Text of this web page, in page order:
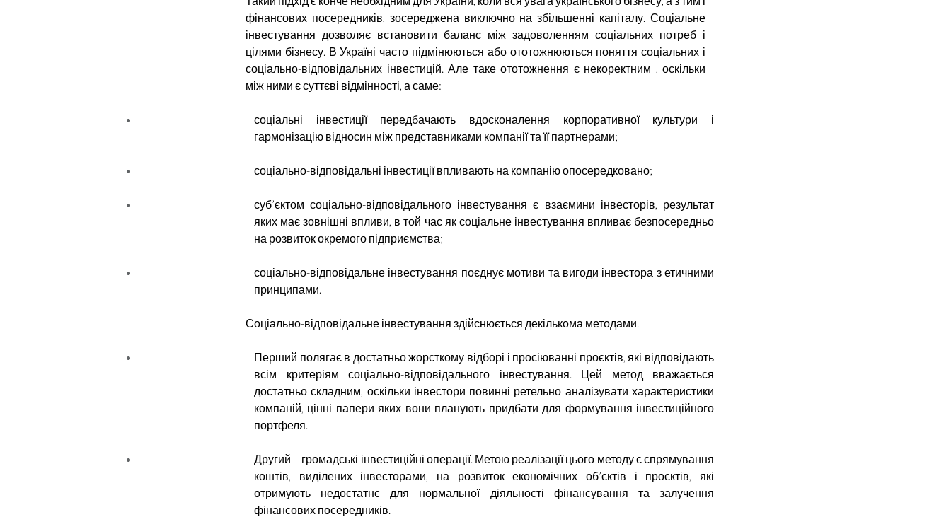
фінансових посередників, зосереджена виключно на збільшенні капіталу. Соціальне
інвестування дозволяє встановити баланс між задоволенням соціальних потреб і
цілями бізнесу. В Україні часто підмінюються або ототожнюються поняття соціальних і
соціально-відповідальних інвестицій. Але таке ототожнення є некоректним , оскільки
між ними є суттєві відмінності, а саме:
соціальні інвестиції передбачають вдосконалення корпоративної культури і
гармонізацію відносин між представниками компанії та її партнерами;
соціально-відповідальні інвестиції впливають на компанію опосередковано;
суб’єктом соціально-відповідального інвестування є взаємини інвесторів, результат
яких має зовнішні впливи, в той час як соціальне інвестування впливає безпосередньо
на розвиток окремого підприємства;
соціально-відповідальне інвестування поєднує мотиви та вигоди інвестора з етичними
принципами.
Соціально-відповідальне інвестування здійснюється декількома методами.
Перший полягає в достатньо жорсткому відборі і просіюванні проєктів, які відповідають
всім критеріям соціально-відповідального інвестування. Цей метод вважається
достатньо складним, оскільки інвестори повинні ретельно аналізувати характеристики
компаній, цінні папери яких вони планують придбати для формування інвестиційного
портфеля.
Другий – громадські інвестиційні операції. Метою реалізації цього методу є спрямування
коштів, виділених інвесторами, на розвиток економічних об’єктів і проєктів, які
отримують недостатнє для нормальної діяльності фінансування та залучення
фінансових посередників.